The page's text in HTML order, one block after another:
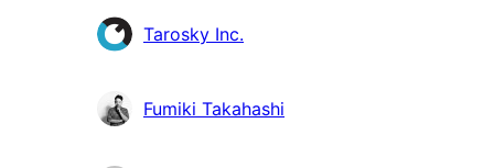
Bidragsytere
Tarosky Inc.
Fumiki Takahashi